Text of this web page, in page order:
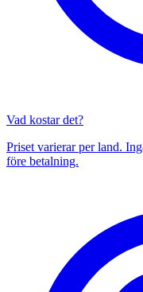
Vad kostar det?
Priset varierar per land.
före betalning.